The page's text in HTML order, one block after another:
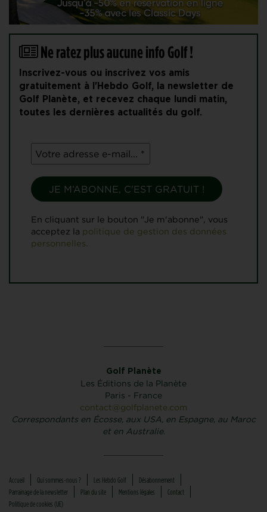
Ne ratez plus aucune info Golf !
Inscrivez-vous ou inscrivez vos amis
gratuitement à l'Hebdo Golf, la newsletter de
Golf Planète, et recevez chaque lundi matin,
toutes les dernières actualités du golf.
En cliquant sur le bouton "Je m'abonne", vous
acceptez la politique de gestion des données
personnelles.
Golf Planète
Les Éditions de la Planète
Paris - France
contact@golfplanete.com
Correspondants en Écosse, aux USA, en Espagne, au Maroc
et en Australie.
Accueil Qui sommes-nous ? Les Hebdo Golf
Désabonnement
Parrainage de la newsletter
Plan du site Mentions légales
Contact
Politique de cookies (UE)